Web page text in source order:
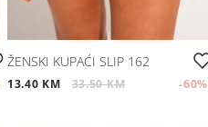
ŽENSKI KUPAĆI SLIP 162
13.40 KM 33.50 KM -60%